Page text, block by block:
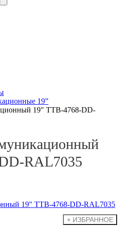
19”
19" TTB-4768-DD-
RAL7035